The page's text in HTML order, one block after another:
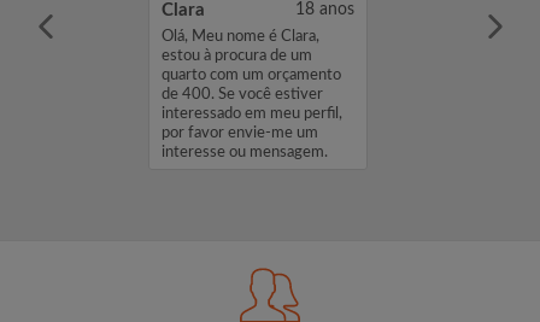
é Maria
Clara 18 anos
Olá, Meu nome é Clara,
estou à procura de um
quarto com um orçamento
de 400. Se você estiver
interessado em meu perfil,
por favor envie-me um
interesse ou mensagem.